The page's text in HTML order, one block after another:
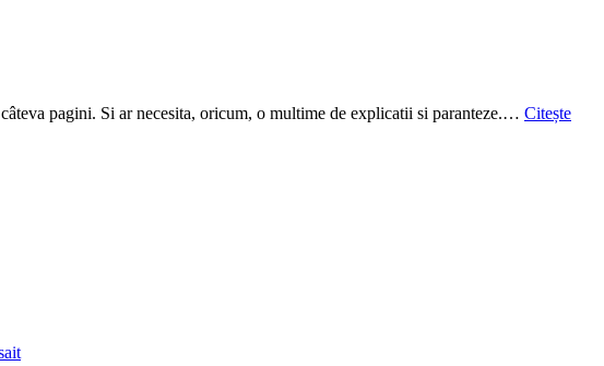
pagini. Si ar necesita, oricum, o multime de explicatii si paranteze.… Citește